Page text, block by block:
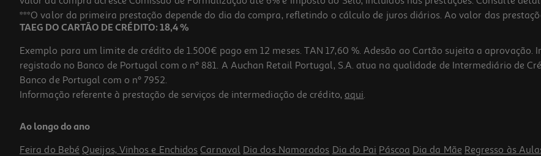
49.99 €/un
***O valor da primeira prestação depende do dia da compra, refletindo o cálculo de juros diários. Ao valor das
TAEG DO CARTÃO DE CRÉDITO: 18,4 %
Exemplo para um limite de crédito de 1.500€ pago em 12 meses. TAN 17,60 %. Adesão ao Cartão sujeita a
registado no Banco de Portugal com o nº 881. A Auchan Retail Portugal, S.A. atua na qualidade de Intermediário de
Banco de Portugal com o nº 7952.
Informação referente à prestação de serviços de intermediação de crédito, aqui.
Ao longo do ano
Feira do Bebé Queijos, Vinhos e Enchidos Carnaval Dia dos Namorados Dia do Pai Páscoa Dia da Mãe Regresso às